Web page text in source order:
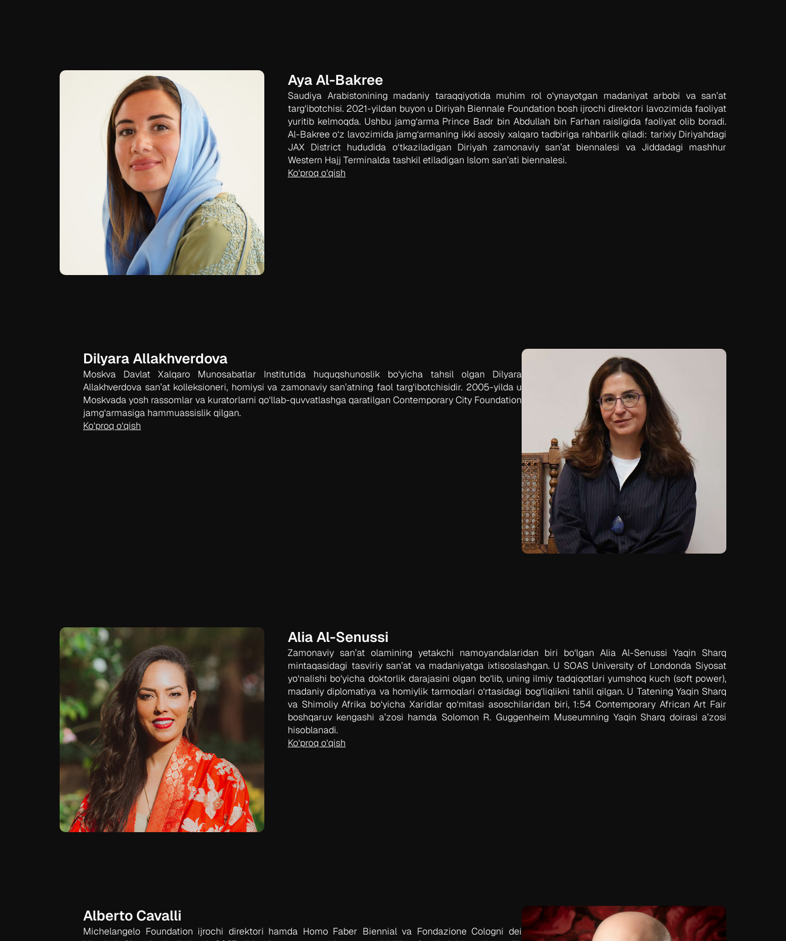
Aya Al-Bakree
Saudiya Arabistonining madaniy taraqqiyotida muhim rol o‘ynayotgan madaniyat arbobi va san’at
targ‘ibotchisi. 2021-yildan buyon u Diriyah Biennale Foundation bosh ijrochi direktori lavozimida faoliyat
yuritib kelmoqda. Ushbu jamg‘arma Prince Badr bin Abdullah bin Farhan raisligida faoliyat olib boradi.
Al-Bakree o‘z lavozimida jamg‘armaning ikki asosiy xalqaro tadbiriga rahbarlik qiladi: tarixiy Diriyahdagi
JAX District hududida o‘tkaziladigan Diriyah zamonaviy san’at biennalesi va Jiddadagi mashhur
Western Hajj Terminalda tashkil etiladigan Islom san’ati biennalesi.
Ko‘proq o‘qish
Dilyara Allakhverdova
Moskva Davlat Xalqaro Munosabatlar Institutida huquqshunoslik bo‘yicha tahsil olgan Dilyara
Allakhverdova san’at kolleksioneri, homiysi va zamonaviy san’atning faol targ‘ibotchisidir. 2005-yilda u
Moskvada yosh rassomlar va kuratorlarni qo‘llab-quvvatlashga qaratilgan Contemporary City Foundation
jamg‘armasiga hammuassislik qilgan.
Ko‘proq o‘qish
Alia Al-Senussi
Zamonaviy san’at olamining yetakchi namoyandalaridan biri bo‘lgan Alia Al-Senussi Yaqin Sharq
mintaqasidagi tasviriy san’at va madaniyatga ixtisoslashgan. U SOAS University of Londonda Siyosat
yo‘nalishi bo‘yicha doktorlik darajasini olgan bo‘lib, uning ilmiy tadqiqotlari yumshoq kuch (soft power),
madaniy diplomatiya va homiylik tarmoqlari o‘rtasidagi bog‘liqlikni tahlil qilgan. U Tatening Yaqin Sharq
va Shimoliy Afrika bo‘yicha Xaridlar qo‘mitasi asoschilaridan biri, 1:54 Contemporary African Art Fair
boshqaruv kengashi a’zosi hamda Solomon R. Guggenheim Museumning Yaqin Sharq doirasi a’zosi
hisoblanadi.
Ko‘proq o‘qish
Alberto Cavalli
Michelangelo Foundation ijrochi direktori hamda Homo Faber Biennial va Fondazione Cologni dei